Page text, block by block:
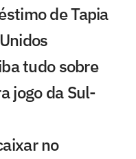
de Tapia
tudo sobre
jogo da Sul-
no